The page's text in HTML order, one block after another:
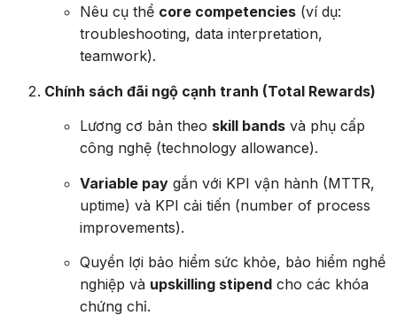
Nêu cụ thể core competencies (ví dụ:
troubleshooting, data interpretation,
teamwork).
Chính sách đãi ngộ cạnh tranh (Total Rewards)
Lương cơ bản theo skill bands và phụ cấp
công nghệ (technology allowance).
Variable pay gắn với KPI vận hành (MTTR,
uptime) và KPI cải tiến (number of process
improvements).
Quyền lợi bảo hiểm sức khỏe, bảo hiểm nghề
nghiệp và upskilling stipend cho các khóa
chứng chỉ.